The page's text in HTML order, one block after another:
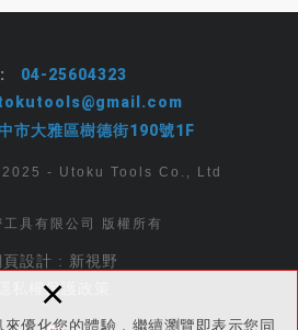
優化您的體驗，繼續瀏覽即表示您同
×
04-25604323
市大雅區樹德街190號1F
- Utoku Tools Co., Ltd
工具有限公司 版權所有
頁設計 : 新視野
隱私權保護政策